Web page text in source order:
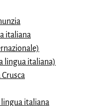
italiana
lingua italiana)
italiana